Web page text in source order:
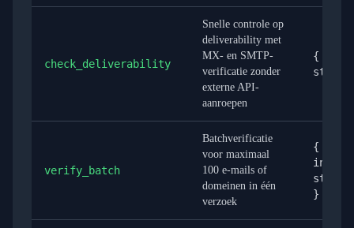
check_deliverability
Snelle controle op
deliverability met
MX- en SMTP-
verificatie zonder
externe API-
aanroepen
{
verify_batch
Batchverificatie
voor maximaal
100 e-mails of
domeinen in één
verzoek
{
}